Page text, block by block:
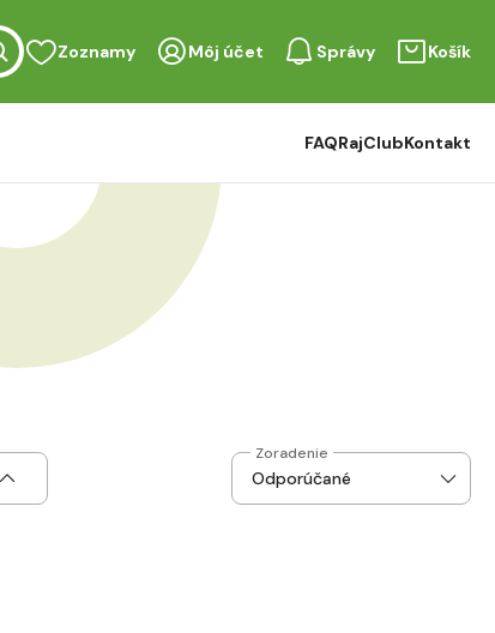
Zoznamy Môj účet Správy Košík
FAQRajClubKontakt
Zoradenie